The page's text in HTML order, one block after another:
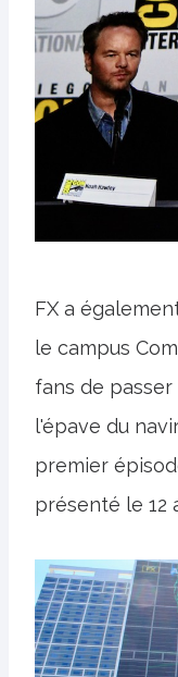
FX a
le campus
fans de
l'épave du
premier
présenté le 12